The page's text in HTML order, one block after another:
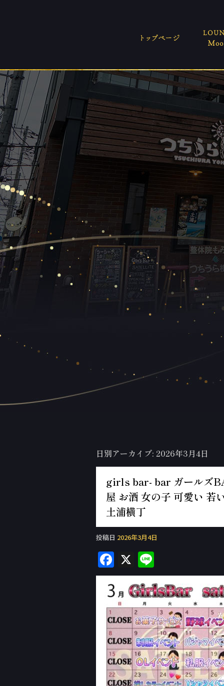
日別アーカイブ: 2026年3月4日
girls bar- bar ガールズ
屋 お酒 女の子 可愛い 若
土浦横丁
投稿日 2026年3月4日
F
a
c
e
b
o
o
k
X
n
e